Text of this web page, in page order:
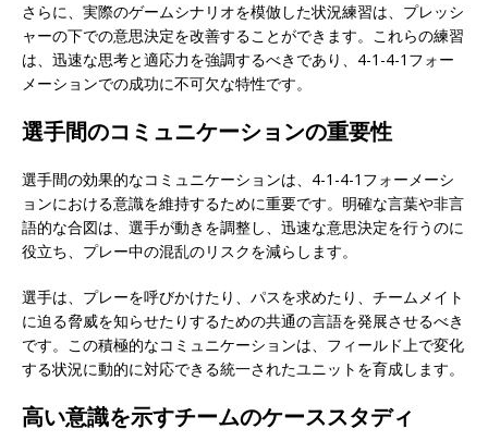
さらに、実際のゲームシナリオを模倣した状況練習は、プレッシ
ャーの下での意思決定を改善することができます。これらの練習
は、迅速な思考と適応力を強調するべきであり、4-1-4-1フォー
メーションでの成功に不可欠な特性です。
選手間のコミュニケーションの重要性
選手間の効果的なコミュニケーションは、4-1-4-1フォーメーシ
ョンにおける意識を維持するために重要です。明確な言葉や非言
語的な合図は、選手が動きを調整し、迅速な意思決定を行うのに
役立ち、プレー中の混乱のリスクを減らします。
選手は、プレーを呼びかけたり、パスを求めたり、チームメイト
に迫る脅威を知らせたりするための共通の言語を発展させるべき
です。この積極的なコミュニケーションは、フィールド上で変化
する状況に動的に対応できる統一されたユニットを育成します。
高い意識を示すチームのケーススタディ